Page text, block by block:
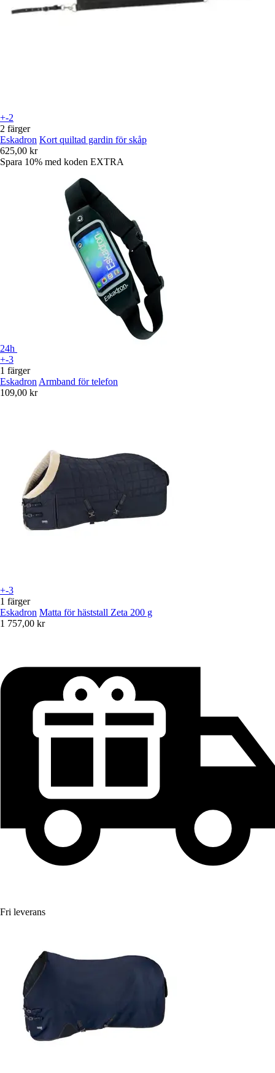
+-2
2 färger
Eskadron Kort quiltad gardin för skåp
625,00 kr
Spara 10% med koden EXTRA
24h
+-3
1 färger
Eskadron Armband för telefon
109,00 kr
+-3
1 färger
Eskadron Matta för häststall Zeta 200 g
1 757,00 kr
Fri leverans